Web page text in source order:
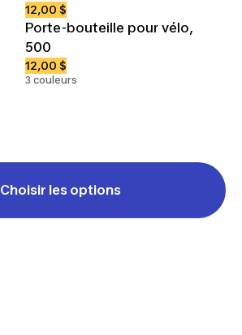
12,00 $
Porte-bouteille pour vélo,
500
12,00 $
3 couleurs
Choisir les options